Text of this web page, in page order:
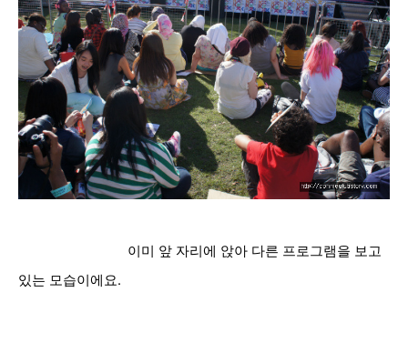
이미 앞 자리에 앉아 다른 프로그램을 보고
있는 모습이에요.